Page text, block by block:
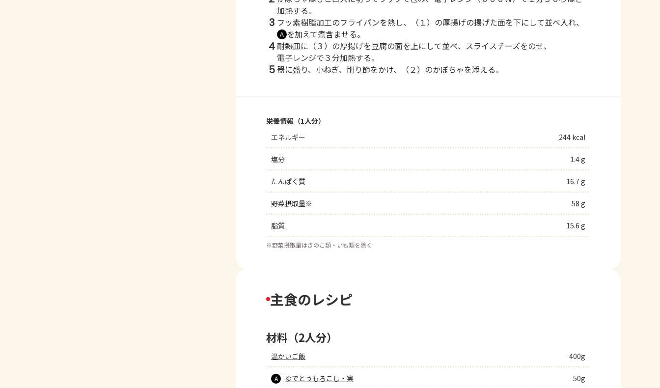
加熱する。
3 フッ素樹脂加工のフライパンを熱し、（１）の厚揚げの揚げた面を下にして並べ入れ、
Ａ を加えて煮含ませる。
4耐熱皿に（３）の厚揚げを豆腐の面を上にして並べ、スライスチーズをのせ、
電子レンジで３分加熱する。
5器に盛り、小ねぎ、削り節をかけ、（２）のかぼちゃを添える。
栄養情報（1人分）
エネルギー
244 kcal
塩分 1.4 g
たんぱく質 16.7 g
野菜摂取量※ 58 g
脂質 15.6 g
※野菜摂取量はきのこ類・いも類を除く
主食のレシピ
材料（2人分）
温かいご飯 400g
A ゆでとうもろこし・実 50g